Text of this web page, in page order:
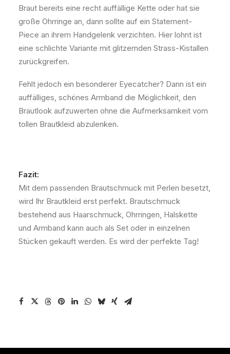
Braut bereits eine recht auffällige Kette oder hat sie
große Ohrringe an, dann sollte auf ein Statement-
Piece an ihrem Handgelenk verzichten. Hier lohnt ist
eine schlichte Variante mit glitzernden Strass-Kistallen
zurückgreifen.
Fehlt jedoch ein besonderer Eyecatcher? Dann ist ein
auffälliges, schönes Armband die Möglichkeit, den
Brautlook aufzuwerten ohne die Aufmerksamkeit vom
tollen Brautkleid abzulenken.
Fazit:
Mit dem passenden Brautschmuck mit Perlen besetzt,
wird Ihr Brautkleid erst perfekt. Brautschmuck
bestehend aus Haarschmuck, Ohrringen, Halskette
und Armband kann auch als Set oder in einzelnen
Stücken gekauft werden. Es wird der perfekte Tag!